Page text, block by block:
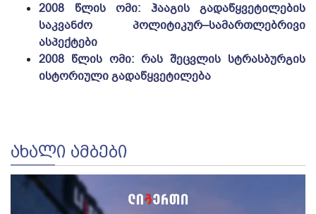
2008 წლის ომი: ჰააგის გადაწყვეტილების
საკვანძო პოლიტიკურ–სამართლებრივი
ასპექტები
2008 წლის ომი: რას შეცვლის სტრასბურგის
ისტორიული გადაწყვეტილება
ᲐᲮᲐᲚᲘ ᲐᲛᲑᲔᲑᲘ